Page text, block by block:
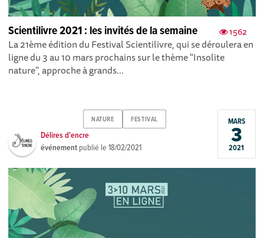
1562
Scientilivre 2021 : les invités de la semaine
La 21ème édition du Festival Scientilivre, qui se déroulera en
ligne du 3 au 10 mars prochains sur le thème "Insolite
nature", approche à grands...
NATURE FESTIVAL
Délires d'encre
événement publié le18/02/2021
MARS
3
2021